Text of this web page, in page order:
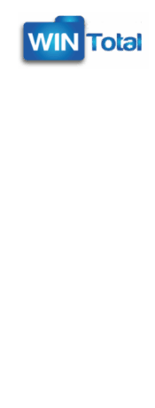
Inhalt
springen